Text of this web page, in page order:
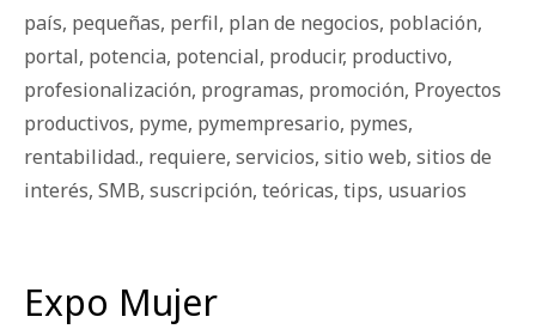
país, pequeñas, perfil, plan de negocios, población,
portal, potencia, potencial, producir, productivo,
profesionalización, programas, promoción, Proyectos
productivos, pyme, pymempresario, pymes,
rentabilidad., requiere, servicios, sitio web, sitios de
interés, SMB, suscripción, teóricas, tips, usuarios
Expo Mujer